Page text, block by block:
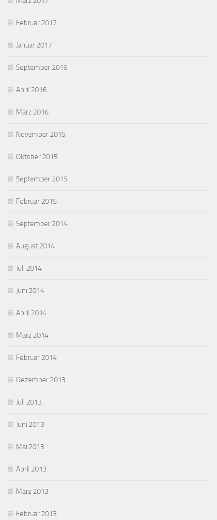
Februar 2017
Januar 2017
September 2016
April 2016
März 2016
November 2015
Oktober 2015
September 2015
Februar 2015
September 2014
August 2014
Juli 2014
Juni 2014
April 2014
März 2014
Februar 2014
Dezember 2013
Juli 2013
Juni 2013
Mai 2013
April 2013
März 2013
Februar 2013